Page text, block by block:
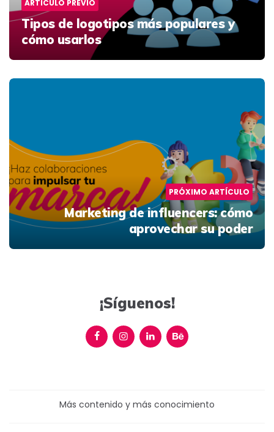
ARTÍCULO PREVIO
Tipos de logotipos más populares y
cómo usarlos
PRÓXIMO ARTÍCULO
Marketing de influencers: cómo
aprovechar su poder
¡Síguenos!
Más contenido y más conocimiento